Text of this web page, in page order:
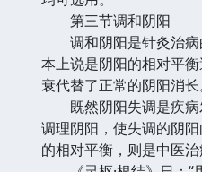
第三节调和阴阳
调和阴阳是针灸治病
本上说是阴阳的相对平
衰代替了正常的阴阳消长
既然阴阳失调是疾病
调理阴阳，使失调的阴
的相对平衡，则是中医治